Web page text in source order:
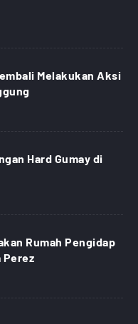
Melakukan Aksi
Hard Gumay di
Rumah Pengidap
Perez